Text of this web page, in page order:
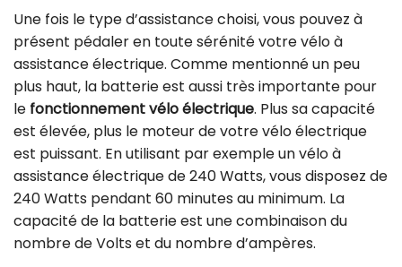
Une fois le type d’assistance choisi, vous pouvez à
présent pédaler en toute sérénité votre vélo à
assistance électrique. Comme mentionné un peu
plus haut, la batterie est aussi très importante pour
le fonctionnement vélo électrique. Plus sa capacité
est élevée, plus le moteur de votre vélo électrique
est puissant. En utilisant par exemple un vélo à
assistance électrique de 240 Watts, vous disposez de
240 Watts pendant 60 minutes au minimum. La
capacité de la batterie est une combinaison du
nombre de Volts et du nombre d’ampères.